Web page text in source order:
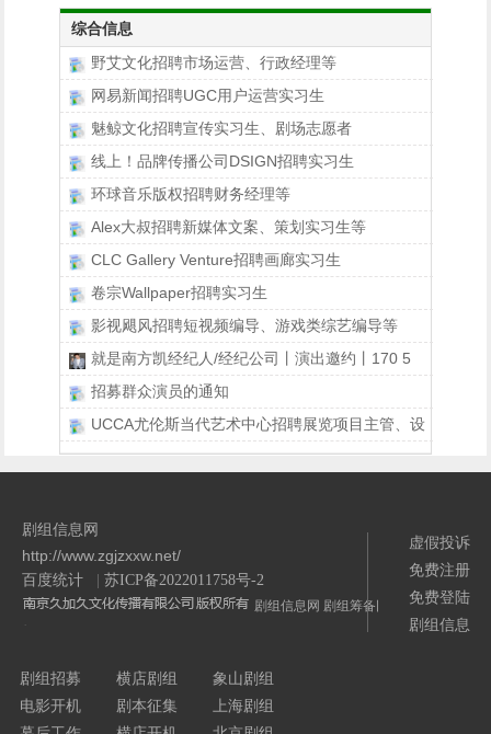
综合信息
野艾文化招聘市场运营、行政经理等
网易新闻招聘UGC用户运营实习生
魅鲸文化招聘宣传实习生、剧场志愿者
线上！品牌传播公司DSIGN招聘实习生
环球音乐版权招聘财务经理等
Alex大叔招聘新媒体文案、策划实习生等
CLC Gallery Venture招聘画廊实习生
卷宗Wallpaper招聘实习生
影视飓风招聘短视频编导、游戏类综艺编导等
就是南方凯经纪人/经纪公司丨演出邀约丨170 5
招募群众演员的通知
UCCA尤伦斯当代艺术中心招聘展览项目主管、设
剧组信息网
http://www.zgjzxxw.net/
百度统计 苏ICP备2022011758号-2
剧组信息网 剧组筹备网
/>
虚假投诉
免费注册
免费登陆
剧组信息
剧组招募
电影开机
横店剧组
剧本征集
象山剧组
上海剧组